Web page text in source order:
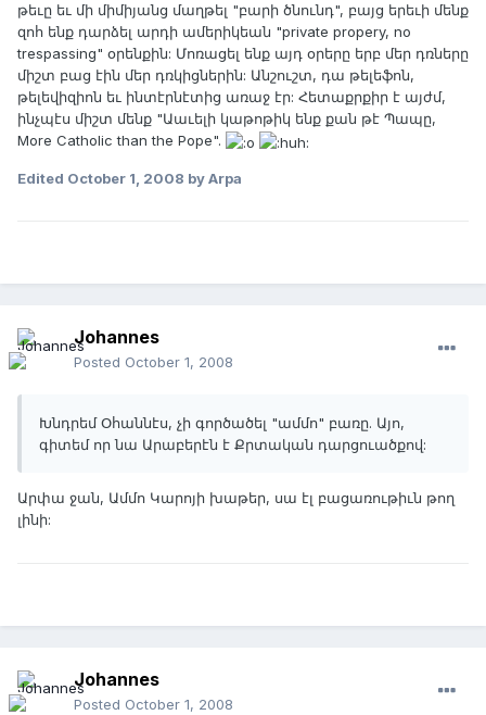
թեւը եւ մի միմիյանց մաղթել "բարի ծնունդ", բայց երեւի մենք
զոհ ենք դարձել արդի ամերիկեան "private propery, no
trespassing" օրենքին: Մոռացել ենք այդ օրերը երբ մեր դռները
միշտ բաց էին մեր դռկիցներին: Անշուշտ, դա թելեֆոն,
թելեվիզիոն եւ ինտէրնէտից առաջ էր: Հետաքրքիր է այժմ,
ինչպէս միշտ մենք "Աաւելի կաթոթիկ ենք քան թէ Պապը,
More Catholic than the Pope".
Edited October 1, 2008 by Arpa
Johannes
Posted October 1, 2008
Խնդրեմ Օհաննէս, չի գործածել "ամմո" բառը. Այո,
գիտեմ որ նա Արաբերէն է Քրտական դարցուածքով:
Արփա ջան, Ամմո Կարոյի խաթեր, սա էլ բացառութիւն թող
լինի:
Johannes
Posted October 1, 2008